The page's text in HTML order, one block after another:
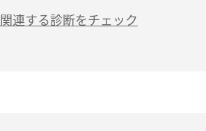
関連する診断をチェック